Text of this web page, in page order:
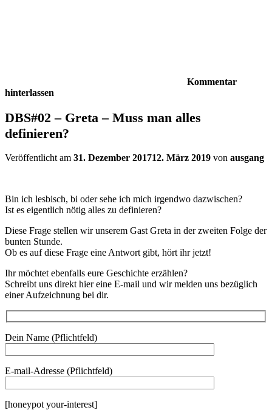
Kommentar
hinterlassen
DBS#02 – Greta – Muss man alles
definieren?
Veröffentlicht am 31. Dezember 201712. März 2019 von ausgang
Bin ich lesbisch, bi oder sehe ich mich irgendwo dazwischen?
Ist es eigentlich nötig alles zu definieren?
Diese Frage stellen wir unserem Gast Greta in der zweiten Folge der
bunten Stunde.
Ob es auf diese Frage eine Antwort gibt, hört ihr jetzt!
Ihr möchtet ebenfalls eure Geschichte erzählen?
Schreibt uns direkt hier eine E-mail und wir melden uns bezüglich
einer Aufzeichnung bei dir.
Dein Name (Pflichtfeld)
E-mail-Adresse (Pflichtfeld)
[honeypot your-interest]